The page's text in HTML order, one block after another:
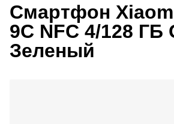
Смартфон
9C NFC 4/128 ГБ
Зеленый